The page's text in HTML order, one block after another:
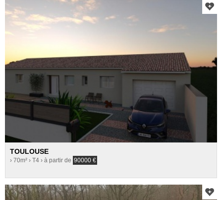
TOULOUSE
› 70m² › T4 › à partir de 90000 €